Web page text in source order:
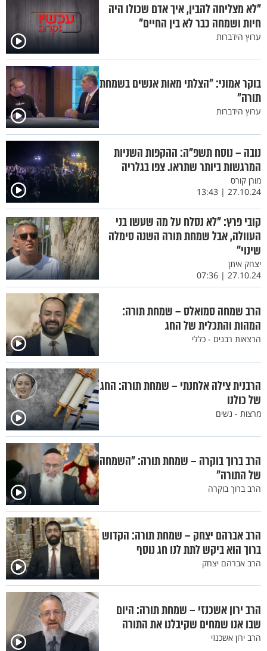
"לא מצליחה להבין, איך אדם שכולו היה
חיות ושמחה כבר לא בין החיים"
ערוץ הידברות
בוקר אמוני: "הצלתי מאות אנשים בשמחת
תורה"
ערוץ הידברות
נובה – נוסח תשפ"ה: ההקפות השניות
המרגשות ביותר שתראו. צפו בגלריה
מורן קורס
27.10.24 | 13:43
קובי פרץ: "לא נסלח על מה שעשו בני
העוולה, אבל שמחת תורה השנה סימלה
שינוי"
יצחק איתן
27.10.24 | 07:36
הרב שמחה סמואלס – שמחת תורה:
המהות והתכלית של החג
הרצאות רבנים - כללי
הרבנית צילה אלחנתי – שמחת תורה: החג
של כולנו
מרצות - נשים
הרב ברוך בוקרה – שמחת תורה: "השמחה
של התורה"
הרב ברוך בוקרה
הרב אברהם יצחק – שמחת תורה: הקדוש
ברוך הוא ביקש לתת לנו חג נוסף
הרב אברהם יצחק
הרב ירון אשכנזי – שמחת תורה: היום
שבו אנו שמחים שקיבלנו את התורה
הרב ירון אשכנזי